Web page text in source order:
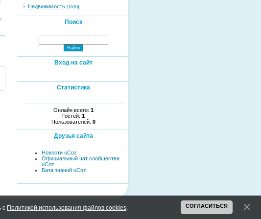
Недвижимость [1636]
Поиск
Вход на сайт
Статистика
Онлайн всего: 1
Гостей: 1
Пользователей: 0
Друзья сайта
Новости uCoz
Официальный чат сообщества
uCoz
База знаний uCoz
с Политикой использования файлов cookies СОГЛАСИТЬСЯ